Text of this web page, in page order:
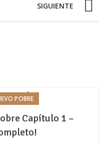
SIGUIENTE
POBRE
Capítulo 1 –